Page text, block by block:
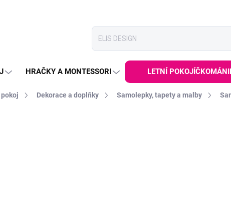
HRAČKY A MONTESSORI LETNÍ
Dekorace a doplňky Samolepky, tapety a malby